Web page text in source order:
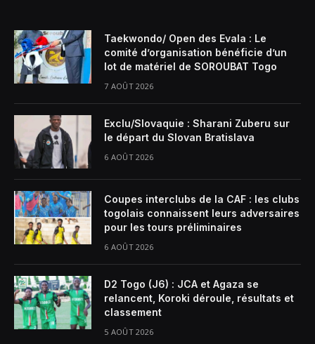
Taekwondo/ Open des Evala : Le
comité d’organisation bénéficie d’un
lot de matériel de SOROUBAT Togo
7 AOÛT 2026
Exclu/Slovaquie : Sharani Zuberu sur
le départ du Slovan Bratislava
6 AOÛT 2026
Coupes interclubs de la CAF : les clubs
togolais connaissent leurs adversaires
pour les tours préliminaires
6 AOÛT 2026
D2 Togo (J6) : JCA et Agaza se
relancent, Koroki déroule, résultats et
classement
5 AOÛT 2026